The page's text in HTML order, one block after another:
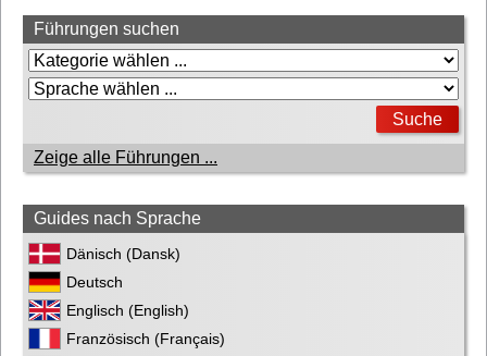
Führungen suchen
Zeige alle Führungen ...
Guides nach Sprache
Dänisch (Dansk)
Deutsch
Englisch (English)
Französisch (Français)